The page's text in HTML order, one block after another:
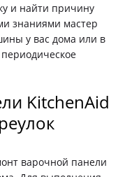
и найти причину
знаниями мастер
у вас дома или в
KitchenAid
варочной панели